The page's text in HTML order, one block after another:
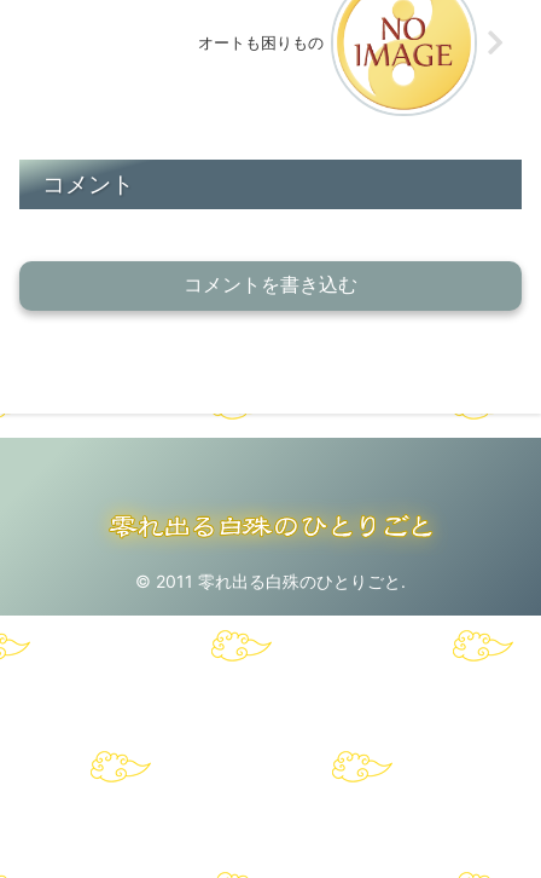
オートも困りもの
コメント
コメントを書き込む
© 2011 零れ出る白殊のひとりごと.